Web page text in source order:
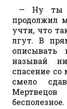
— Ну ты
продолжил
учти, что
лгут. В
описывать
называй
спасение
смело
бесполезное.